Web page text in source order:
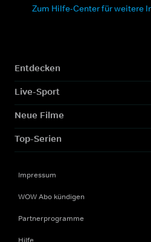
Zum Hilfe-Center für weitere
Entdecken
Live-Sport
Neue Filme
Top-Serien
Impressum
WOW Abo kündigen
Partnerprogramme